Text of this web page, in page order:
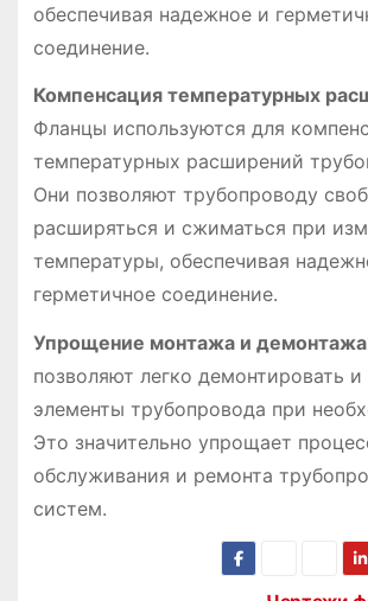
обеспечивая надежное и
соединение.
Компенсация температурных
Фланцы используются для
температурных расширений
Они позволяют трубопроводу
расширяться и сжиматься при
температуры, обеспечивая
герметичное соединение.
Упрощение монтажа и
позволяют легко демонтировать
элементы трубопровода при
Это значительно упрощает
обслуживания и ремонта
систем.